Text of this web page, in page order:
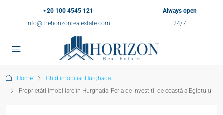
+20 100 4545 121
info@thehorizonrealestate.com
Always open
24/7
Home
Ghid imobiliar Hurghada
Proprietăți imobiliare în Hurghada: Perla de investiții de coastă a Egiptului